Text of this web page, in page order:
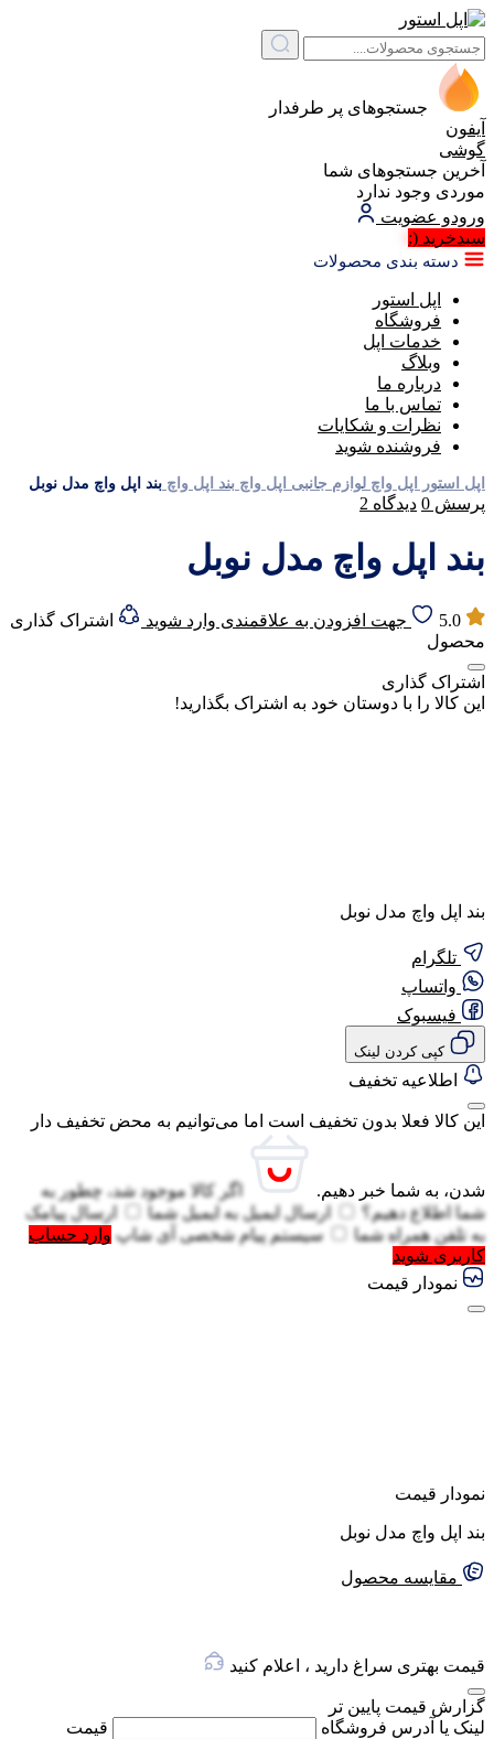
جستجوهای پر طرفدار
آیفون
گوشی
آخرین جستجوهای شما
موردی وجود ندارد
ورودو عضویت
سبد‌خرید (:
دسته بندی محصولات
اپل استور
فروشگاه
خدمات اپل
وبلاگ
درباره ما
تماس با ما
نظرات و شکایات
فروشنده شوید
اپل استور اپل واچ لوازم جانبی اپل واچ بند اپل واچ بند اپل واچ مدل نوبل
پرسش 0 دیدگاه 2
بند اپل واچ مدل نوبل
5.0 جهت افزودن به علاقمندی وارد شوید
اشتراک گذاری
محصول
اشتراک گذاری
این کالا را با دوستان خود به اشتراک بگذارید!
بند اپل واچ مدل نوبل
تلگرام
واتساپ
فیسبوک
کپی کردن لینک
اطلاعیه تخفیف
این کالا فعلا بدون تخفیف است اما می‌توانیم به محض تخفیف دار
شدن، به شما خبر دهیم.
اگر کالا موجود شد، چطور به
شما اطلاع دهیم؟
ارسال ایمیل به ایمیل شما
ارسال پیامک
به تلفن همراه شما سیستم پیام شخصی آی شاپ وارد حساب
کاربری شوید
نمودار قیمت
نمودار قیمت
بند اپل واچ مدل نوبل
مقایسه محصول
قیمت بهتری سراغ دارید ، اعلام کنید
گزارش قیمت پایین تر
لینک یا آدرس فروشگاه
قیمت
گفتگو با غرفه‌دار